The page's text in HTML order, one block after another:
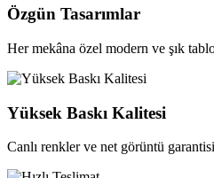
Özgün Tasarımlar
Her mekâna özel modern ve şık
Yüksek Baskı Kalitesi
Canlı renkler ve net görüntü